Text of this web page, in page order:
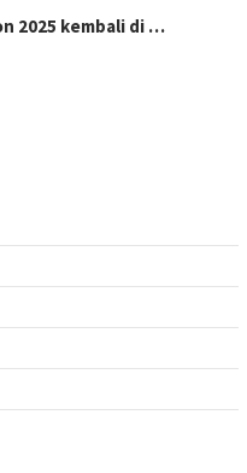
2025 kembali di …